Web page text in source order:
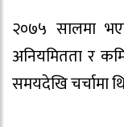
२०७५ सालमा
अनियमितता र
समयदेखि चर्चामा